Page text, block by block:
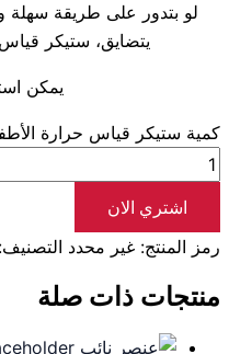
لو بتدور على طريقة
يتضايق، ستيكر
يمكن
كمية ستيكر قياس حرارة
اشتري الان
رمز المنتج: غير محدد التصنيف:
منتجات ذات صلة